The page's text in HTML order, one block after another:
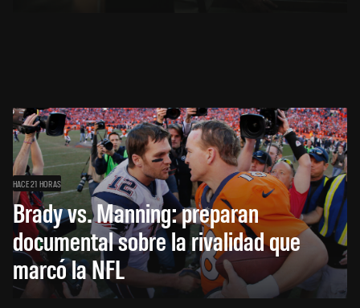
HACE 21 HORAS
Brady vs. Manning: preparan
documental sobre la rivalidad que
marcó la NFL